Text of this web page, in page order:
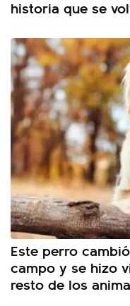
historia que se
Este perro
campo y se hizo
resto de los